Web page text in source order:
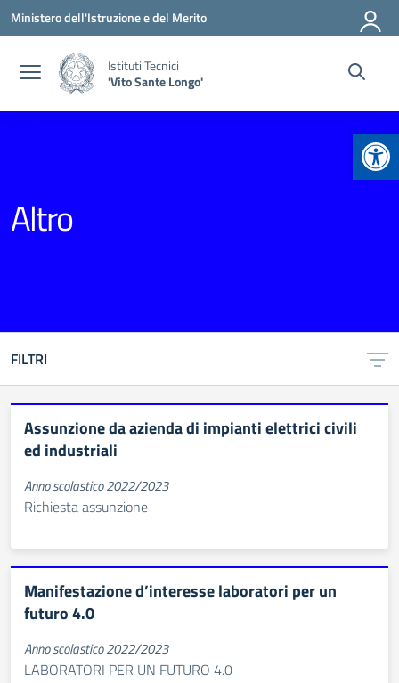
Vai ai contenuti
Vai al menu di navigazione
Vai al footer
Ministero dell'Istruzione e del Merito
Istituti Tecnici
'Vito Sante Longo'
Altro
FILTRI
Assunzione da azienda di impianti elettrici civili
ed industriali
Anno scolastico 2022/2023
Richiesta assunzione
Manifestazione d’interesse laboratori per un
futuro 4.0
Anno scolastico 2022/2023
LABORATORI PER UN FUTURO 4.0